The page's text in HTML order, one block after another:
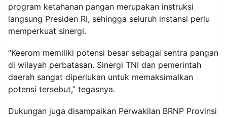
program ketahanan pangan merupakan instruksi
langsung Presiden RI, sehingga seluruh instansi perlu
memperkuat sinergi.
“Keerom memiliki potensi besar sebagai sentra pangan
di wilayah perbatasan. Sinergi TNI dan pemerintah
daerah sangat diperlukan untuk memaksimalkan
potensi tersebut,” tegasnya.
Dukungan juga disampaikan Perwakilan BRNP Provinsi